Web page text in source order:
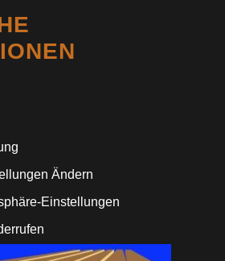
Ändern
Einstellungen